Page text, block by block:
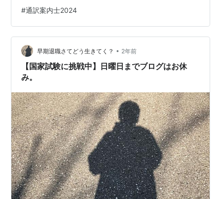
#通訳案内士2024
早期退職さてどう生きてく？ • 2年前
【国家試験に挑戦中】日曜日までブログはお休
み。